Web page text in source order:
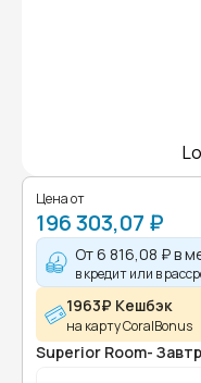
Цена от
196 303,07 ₽
От6 816,08 ₽в
в кредит или в
1963₽ Кешбэк
на карту CoralBonus
Superior Room-